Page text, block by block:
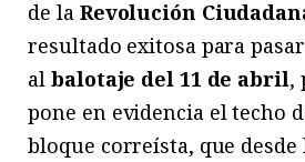
de la Revolución
resultado exitosa para
albalotaje del 11 de abril,
pone en evidencia el techo
bloque correísta, que desde